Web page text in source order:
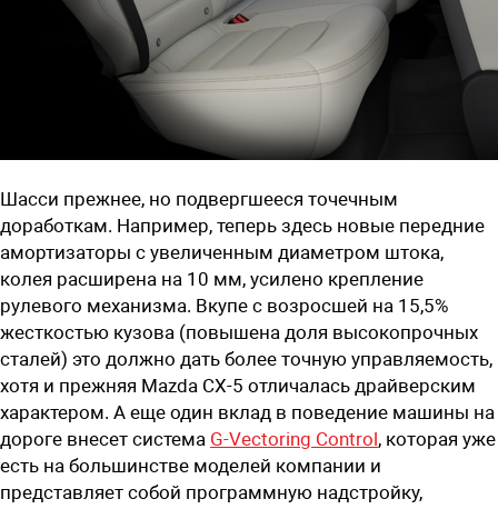
Шасси прежнее, но подвергшееся точечным
доработкам. Например, теперь здесь новые передние
амортизаторы с увеличенным диаметром штока,
колея расширена на 10 мм, усилено крепление
рулевого механизма. Вкупе с возросшей на 15,5%
жесткостью кузова (повышена доля высокопрочных
сталей) это должно дать более точную управляемость,
хотя и прежняя Mazda CX-5 отличалась драйверским
характером. А еще один вклад в поведение машины на
дороге внесет система G-Vectoring Control, которая уже
есть на большинстве моделей компании и
представляет собой программную надстройку,